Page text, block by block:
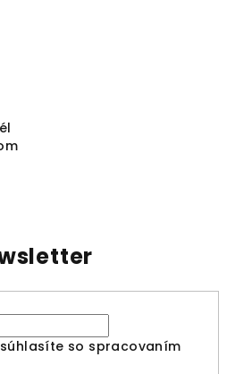
so spracovaním